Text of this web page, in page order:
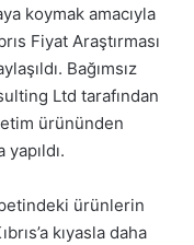
koymak amacıyla
Fiyat Araştırması
Bağımsız
Ltd tarafından
ürününden
ürünlerin
kıyasla daha